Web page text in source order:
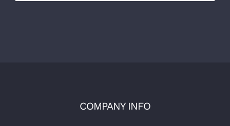
COMPANY INFO